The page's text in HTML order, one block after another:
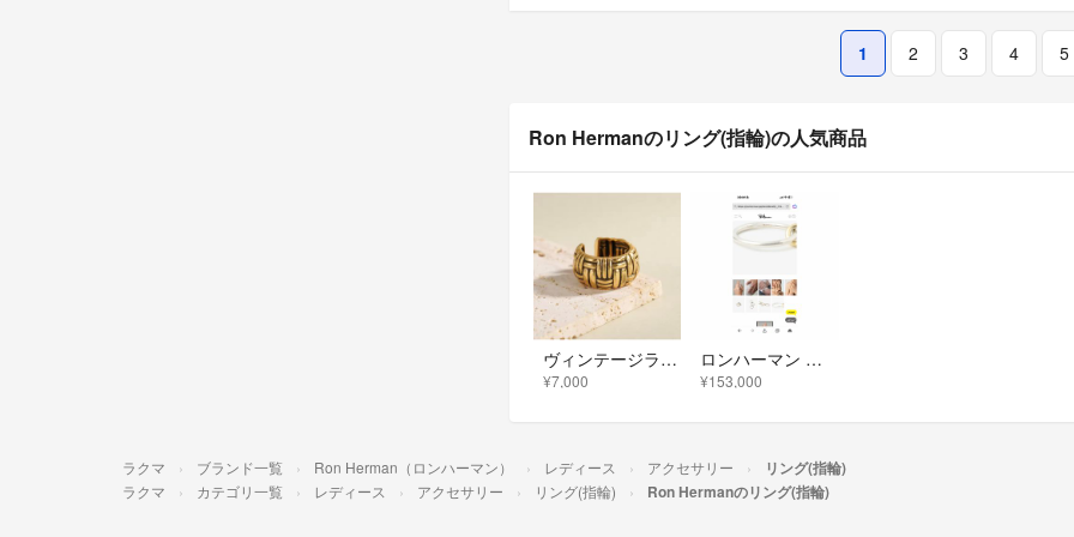
1 2 3 4 5
Ron Hermanのリング(指輪)の人気商品
ヴィンテージライク 編み込み ゴールドリング
¥7,000
ロンハーマン マルチりんぐ3連 シルバーゴールド【13号】
¥153,000
ラクマ ブランド一覧 Ron Herman（ロンハーマン） レディース アクセサリー リング(指輪)
ラクマ カテゴリ一覧 レディース アクセサリー リング(指輪) Ron Hermanのリング(指輪)